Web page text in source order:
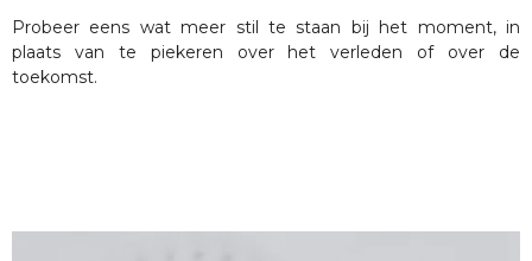
Probeer eens wat meer stil te staan bij het moment, in
plaats van te piekeren over het verleden of over de
toekomst.